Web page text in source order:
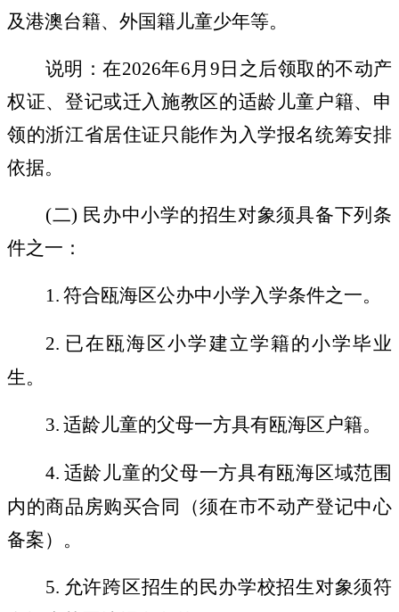
及港澳台籍、外国籍儿童少年等。
说明：在2026年6月 9 日之后领取的不动产
权证、登记或迁入施教区的适龄儿童户籍、申
领的浙江省居住证只能作为入学报名统筹安排
依据。
(二) 民办中小学的招生对象须具备下列条
件之一：
1. 符合瓯海区公办中小学入学条件之一。
2. 已在瓯海区小学建立学籍的小学毕业
生。
3. 适龄儿童的父母一方具有瓯海区户籍。
4. 适龄儿童的父母一方具有瓯海区域范围
内的商品房购买合同（须在市不动产登记中心
备案）。
5. 允许跨区招生的民办学校招生对象须符